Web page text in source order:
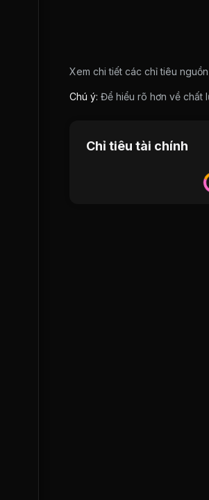
Xem chi tiết các chỉ tiêu
Chú ý: Để hiểu rõ hơn về chất
Chỉ tiêu tài chính